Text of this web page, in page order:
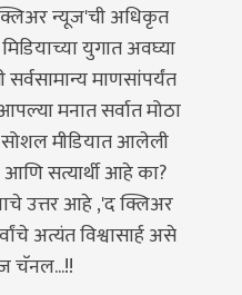
न्यूज'ची अधिकृत
युगात अवघ्या
सर्वसामान्य माणसांपर्यंत
मनात सर्वात मोठा
सोशल मीडियात आलेली
आणि सत्यार्थी आहे का?
उत्तर आहे ,'द क्लिअर
अत्यंत विश्वासार्ह असे
चॅनल...!!